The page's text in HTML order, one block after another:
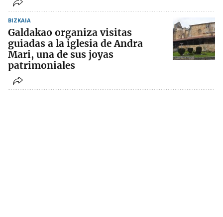
BIZKAIA
Galdakao organiza visitas
guiadas a la iglesia de Andra
Mari, una de sus joyas
patrimoniales